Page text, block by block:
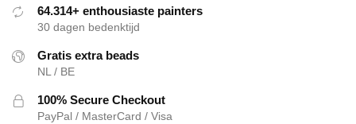
64.314+ enthousiaste painters
30 dagen bedenktijd
Gratis extra beads
NL / BE
100% Secure Checkout
PayPal / MasterCard / Visa